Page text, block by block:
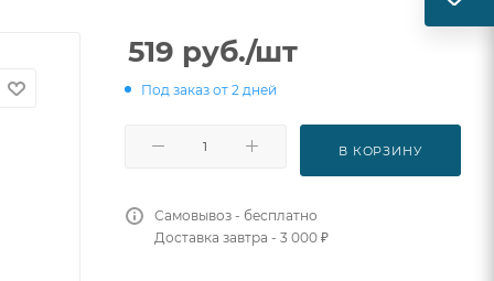
519 руб./шт
Под заказ от 2 дней
В КОРЗИНУ
Самовывоз - бесплатно
Доставка завтра - 3 000 ₽